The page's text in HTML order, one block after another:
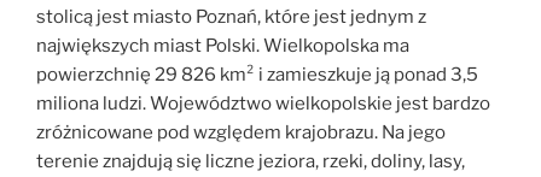
stolicą jest miasto Poznań, które jest jednym z
największych miast Polski. Wielkopolska ma
powierzchnię 29 826 km² i zamieszkuje ją ponad 3,5
miliona ludzi. Województwo wielkopolskie jest bardzo
zróżnicowane pod względem krajobrazu. Na jego
terenie znajdują się liczne jeziora, rzeki, doliny, lasy,